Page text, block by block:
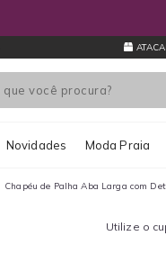
Novidades Moda Praia
Chapéu de Palha Aba Larga com
Utilize o